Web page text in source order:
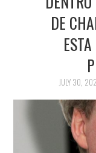
DE
JULY 30,